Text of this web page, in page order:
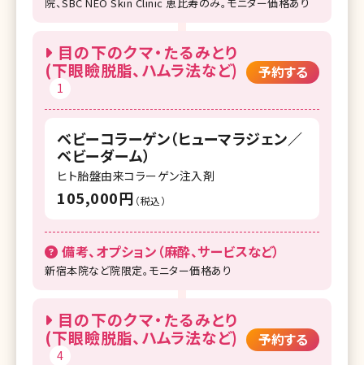
目の下のクマ・たるみとり
(下眼瞼脱脂、ハムラ法など)
1
予約する
ベビーコラーゲン（ヒューマラジェン／
ベビーダーム）
ヒト胎盤由来コラーゲン注入剤
105,000円 （税込）
備考、オプション（麻酔、サービスなど）
新宿本院など院限定。モニター価格あり
目の下のクマ・たるみとり
(下眼瞼脱脂、ハムラ法など)
4
予約する